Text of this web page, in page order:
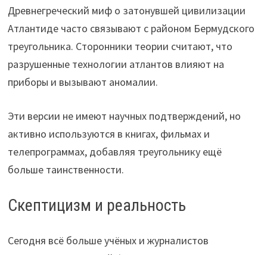
Древнегреческий миф о затонувшей цивилизации
Атлантиде часто связывают с районом Бермудского
треугольника. Сторонники теории считают, что
разрушенные технологии атлантов влияют на
приборы и вызывают аномалии.
Эти версии не имеют научных подтверждений, но
активно используются в книгах, фильмах и
телепрограммах, добавляя треугольнику ещё
больше таинственности.
Скептицизм и реальность
Сегодня всё больше учёных и журналистов